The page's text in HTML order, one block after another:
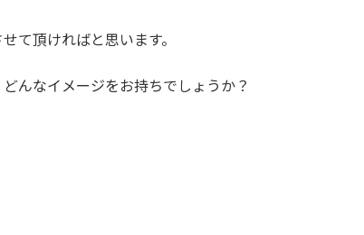
て頂ければと思います。
んなイメージをお持ちでしょうか？